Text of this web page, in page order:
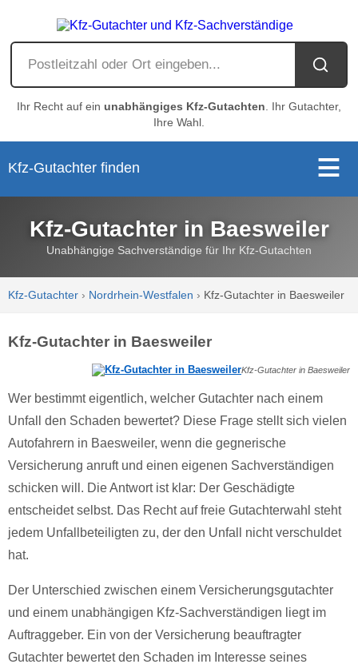
Ihr Recht auf ein unabhängiges Kfz-Gutachten . Ihr Gutachter,
Ihre Wahl.
Kfz-Gutachter finden
Kfz-Gutachter in Baesweiler
Unabhängige Sachverständige für Ihr Kfz-Gutachten
Kfz-Gutachter › Nordrhein-Westfalen › Kfz-Gutachter in Baesweiler
Kfz-Gutachter in Baesweiler
Kfz-Gutachter in Baesweiler
Wer bestimmt eigentlich, welcher Gutachter nach einem
Unfall den Schaden bewertet? Diese Frage stellt sich vielen
Autofahrern in Baesweiler, wenn die gegnerische
Versicherung anruft und einen eigenen Sachverständigen
schicken will. Die Antwort ist klar: Der Geschädigte
entscheidet selbst. Das Recht auf freie Gutachterwahl steht
jedem Unfallbeteiligten zu, der den Unfall nicht verschuldet
hat.
Der Unterschied zwischen einem Versicherungsgutachter
und einem unabhängigen Kfz-Sachverständigen liegt im
Auftraggeber. Ein von der Versicherung beauftragter
Gutachter bewertet den Schaden im Interesse seines